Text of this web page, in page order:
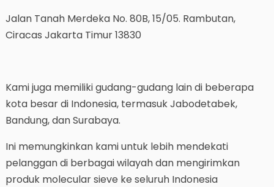
Jalan Tanah Merdeka No. 80B, 15/05. Rambutan,
Ciracas Jakarta Timur 13830
Kami juga memiliki gudang-gudang lain di beberapa
kota besar di Indonesia, termasuk Jabodetabek,
Bandung, dan Surabaya.
Ini memungkinkan kami untuk lebih mendekati
pelanggan di berbagai wilayah dan mengirimkan
produk molecular sieve ke seluruh Indonesia